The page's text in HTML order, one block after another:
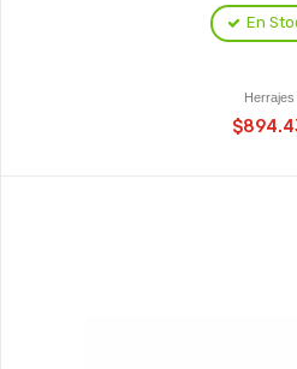
En
Herrajes